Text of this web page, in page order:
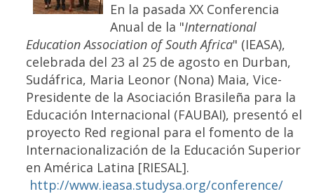
En la pasada XX Conferencia
Anual de la "International
Education Association of South Africa" (IEASA),
celebrada del 23 al 25 de agosto en Durban,
Sudáfrica, Maria Leonor (Nona) Maia, Vice-
Presidente de la Asociación Brasileña para la
Educación Internacional (FAUBAI), presentó el
proyecto Red regional para el fomento de la
Internacionalización de la Educación Superior
en América Latina [RIESAL].
http://www.ieasa.studysa.org/conference/